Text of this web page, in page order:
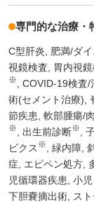
専門的な治療・
C型肝炎 肥満/ダ
視鏡検査
胃内視
※ COVID-19検査/
術(セメント治療)
節疾患 軟部腫瘍/
※ 出生前診断※
ビクス ※ 緑内障
症
エピペン処方
児循環器疾患 小
下胆嚢摘出術
ス